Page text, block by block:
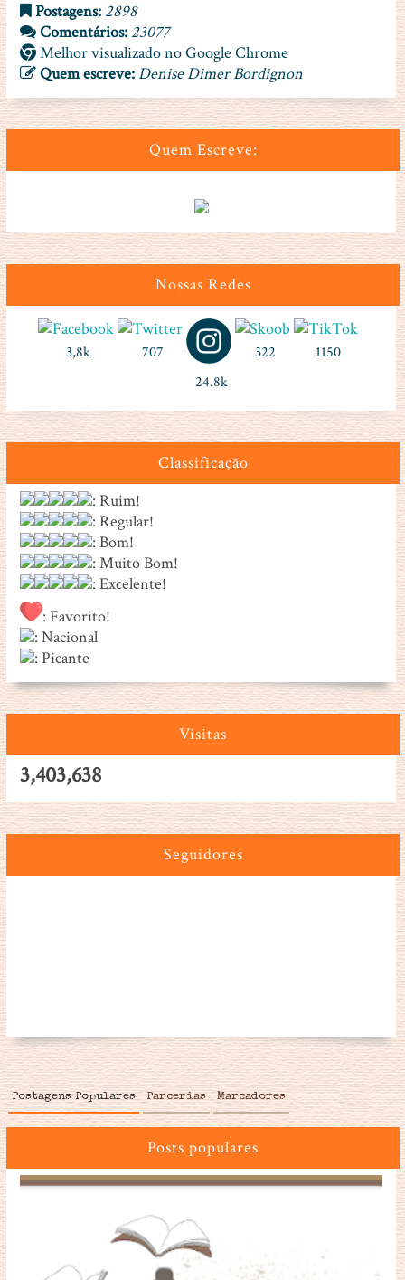
Postagens: 2898
Comentários: 23077
Melhor visualizado no Google Chrome
Quem escreve:Denise Dimer Bordignon
Quem Escreve:
Nossas Redes
3,8k
707
24.8k
322 1150
Classificação
: Ruim!
: Regular!
: Bom!
: Muito Bom!
: Excelente!
: Favorito!
: Nacional
: Picante
Visitas
3,403,638
Seguidores
Postagens Populares Parcerias Marcadores
Posts populares